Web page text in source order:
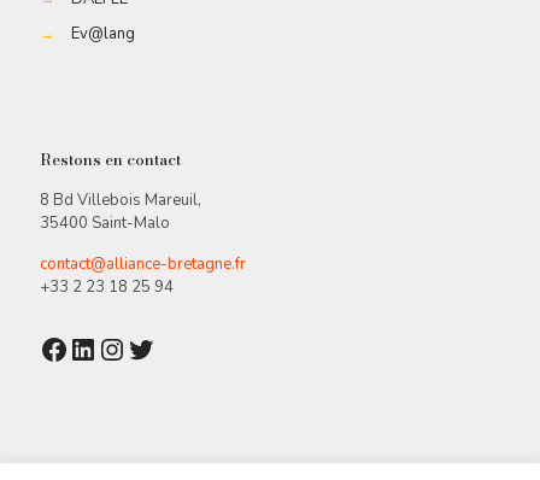
→
Ev@lang
Restons en contact
8 Bd Villebois Mareuil,
35400 Saint-Malo
contact@alliance-bretagne.fr
+33 2 23 18 25 94